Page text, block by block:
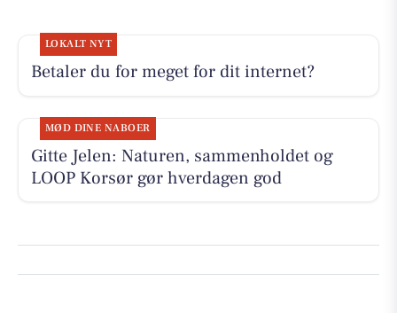
LOKALT NYT
Betaler du for meget for dit internet?
MØD DINE NABOER
Gitte Jelen: Naturen, sammenholdet og
LOOP Korsør gør hverdagen god